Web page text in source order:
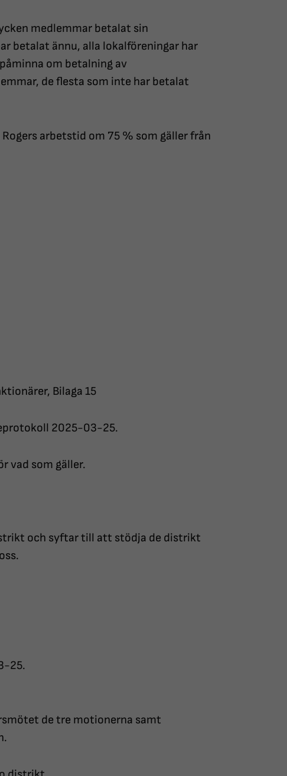
medlemmar betalat sin
betalat ännu, alla lokalföreningar har
om betalning av
de flesta som inte har betalat
arbetstid om 75 % som gäller från
Bilaga 15
2025-03-25.
vad som gäller.
och syftar till att stödja de distrikt
25.
de tre motionerna samt